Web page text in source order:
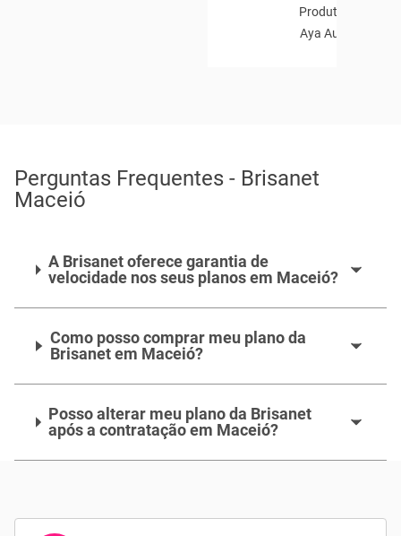
Produto Incluso
Aya Audio Book
Perguntas Frequentes - Brisanet
Maceió
A Brisanet oferece garantia de
velocidade nos seus planos em Maceió?
Como posso comprar meu plano da
Brisanet em Maceió?
Posso alterar meu plano da Brisanet
após a contratação em Maceió?